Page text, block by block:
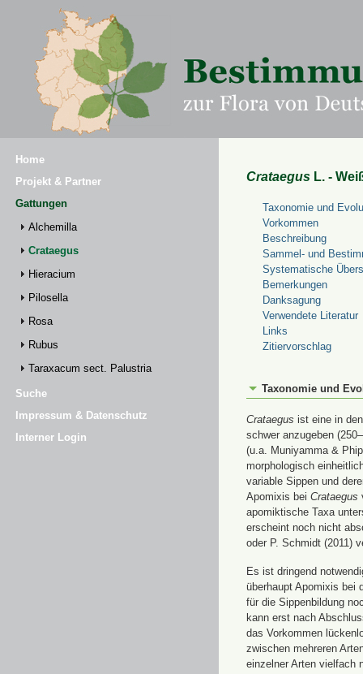
Home
Projekt & Partner
Gattungen
Alchemilla
Crataegus
Hieracium
Pilosella
Rosa
Rubus
Taraxacum sect. Palustria
Suche
Impressum & Datenschutz
Interner Login
Crataegus L. -
Taxonomie und
Vorkommen
Beschreibung
Sammel- und
Systematische
Bemerkungen
Danksagung
Verwendete Literatur
Links
Zitiervorschlag
Taxonomie und
Crataegus ist eine in
schwer anzugeben
(u.a. Muniyamma &
morphologisch
variable Sippen und
Apomixis bei Crataegus
apomiktische Taxa
erscheint noch nicht
oder P. Schmidt (2011)
Es ist dringend
überhaupt Apomixis bei
für die Sippenbildung
kann erst nach
das Vorkommen
zwischen mehreren
einzelner Arten vielfach